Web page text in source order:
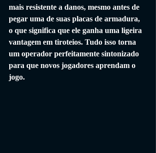
mais resistente a danos, mesmo antes de
pegar uma de suas placas de armadura,
o que significa que ele ganha uma ligeira
vantagem em tiroteios. Tudo isso torna
um operador perfeitamente sintonizado
para que novos jogadores aprendam o
jogo.